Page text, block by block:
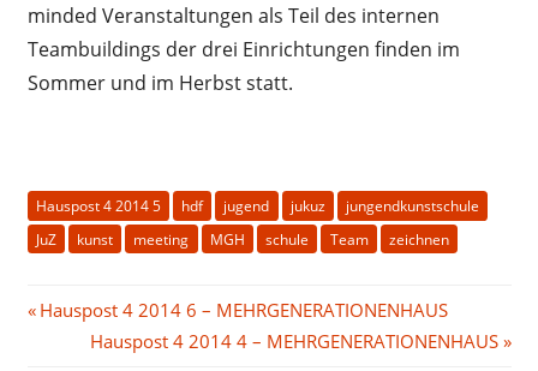
minded Veranstaltungen als Teil des internen
Teambuildings der drei Einrichtungen finden im
Sommer und im Herbst statt.
Hauspost 4 2014 5 hdf jugend jukuz
jungendkunstschule
JuZ
kunst meeting MGH schule Team zeichnen
Beitragsnavigation
Vorheriger
Beitrag:
Hauspost 4 2014 6 – MEHRGENERATIONENHAUS
Nächster
Hauspost 4 2014 4 – MEHRGENERATIONENHAUS